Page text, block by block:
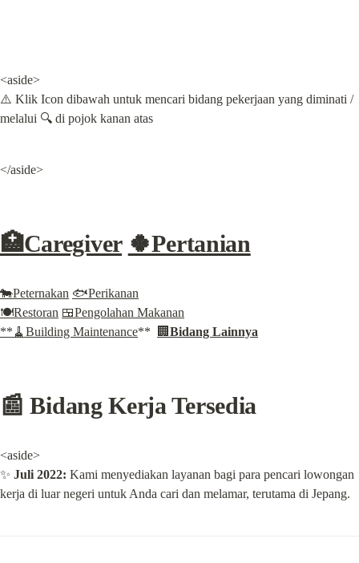
<aside>
⚠️ Klik Icon dibawah untuk mencari bidang pekerjaan yang diminati /
melalui 🔍 di pojok kanan atas
</aside>
🏥Caregiver 🍀Pertanian
🐄Peternakan 🐟Perikanan
🍽️Restoran 🍱Pengolahan Makanan
**🧹Building Maintenance** 🏢 Bidang Lainnya
📰 Bidang Kerja Tersedia
<aside>
✨ Juli 2022: Kami menyediakan layanan bagi para pencari lowongan
kerja di luar negeri untuk Anda cari dan melamar, terutama di Jepang.